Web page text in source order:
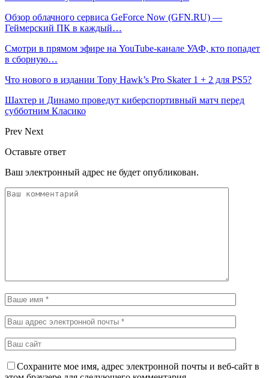
Обзор облачного сервиса GeForce Now (GFN.RU) —
Геймерский ПК в каждый…
Смотри в прямом эфире на YouTube-канале УАФ, кто попадет
в сборную…
Что нового в издании Tony Hawk’s Pro Skater 1 + 2 для PS5?
Шахтер и Динамо проведут киберспортивный матч перед
субботним Класико
Prev Next
Оставьте ответ
Ваш электронный адрес не будет опубликован.
Сохраните мое имя, адрес электронной почты и веб-сайт в